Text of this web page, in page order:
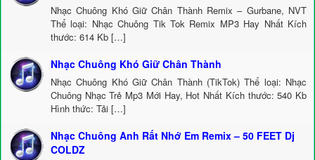
Nhạc Chuông Khó Giữ Chân Thành Remix – Gurbane, NVT
Thể loại: Nhạc Chuông Tik Tok Remix MP3 Hay Nhất Kích
thước: 614 Kb […]
Nhạc Chuông Khó Giữ Chân Thành
Nhạc Chuông Khó Giữ Chân Thành (TikTok) Thể loại: Nhạc
Chuông Nhạc Trẻ Mp3 Mới Hay, Hot Nhất Kích thước: 540 Kb
Hình thức: Tải […]
Nhạc Chuông Anh Rất Nhớ Em Remix – 50 FEET Dj
COLDZ